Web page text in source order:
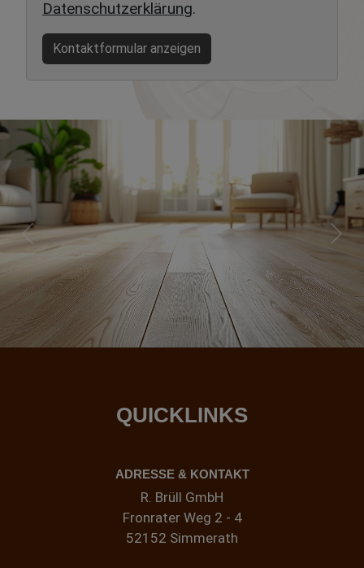
Datenschutzerklärung.
Kontaktformular anzeigen
QUICKLINKS
ADRESSE & KONTAKT
R. Brüll GmbH
Fronrater Weg 2 - 4
52152 Simmerath